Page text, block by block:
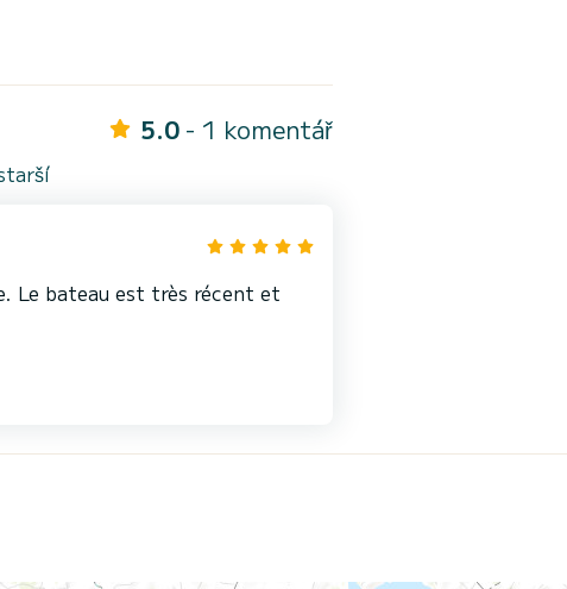
5.0 - 1 komentář
Le bateau est très récent et